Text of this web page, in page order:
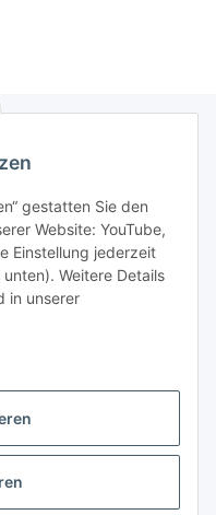
gestatten Sie den
Website: YouTube,
Einstellung jederzeit
Weitere Details
in unserer
masterframe GmbH